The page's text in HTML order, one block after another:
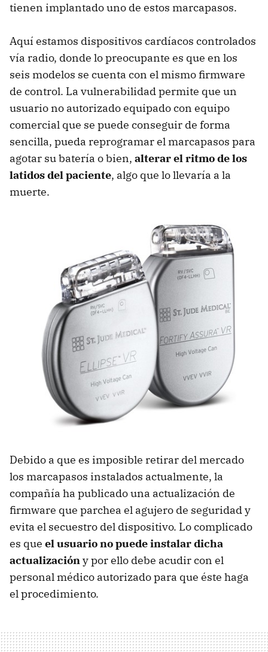
tienen implantado uno de estos marcapasos.
Aquí estamos dispositivos cardíacos controlados
vía radio, donde lo preocupante es que en los
seis modelos se cuenta con el mismo firmware
de control. La vulnerabilidad permite que un
usuario no autorizado equipado con equipo
comercial que se puede conseguir de forma
sencilla, pueda reprogramar el marcapasos para
agotar su batería o bien, alterar el ritmo de los
latidos del paciente, algo que lo llevaría a la
muerte.
Debido a que es imposible retirar del mercado
los marcapasos instalados actualmente, la
compañía ha publicado una actualización de
firmware que parchea el agujero de seguridad y
evita el secuestro del dispositivo. Lo complicado
es que el usuario no puede instalar dicha
actualizacióny por ello debe acudir con el
personal médico autorizado para que éste haga
el procedimiento.